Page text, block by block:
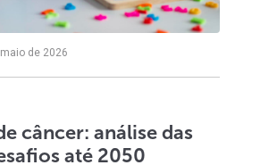
de 2026
câncer: análise das
até 2050